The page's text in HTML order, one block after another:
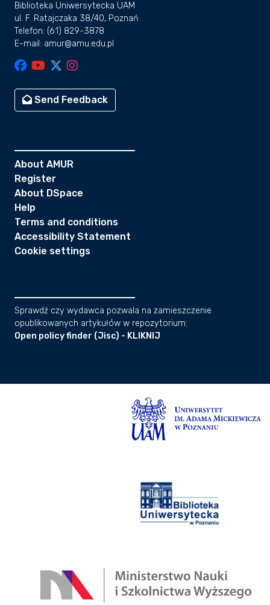
Biblioteka Uniwersytecka UAM
ul. F. Ratajczaka 38/40, Poznań
Telefon: (61) 829-3878
E-mail: amur@amu.edu.pl
Send Feedback
About AMUR
Register
About DSpace
Help
Terms and conditions
Accessibility Statement
Cookie settings
Sprawdź czy wydawca pozwala na zamieszczenie
opublikowanych artykułów w repozytorium:
Open policy finder (Jisc) - KLIKNIJ